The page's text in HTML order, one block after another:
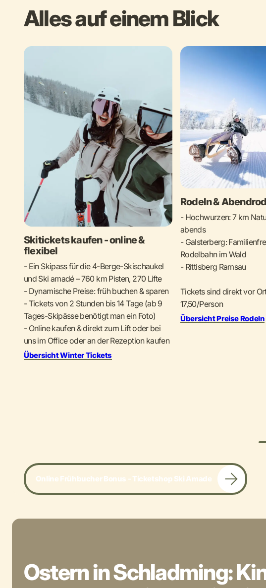
Alles auf einem Blick
Skitickets kaufen - online &
flexibel
- Ein Skipass für die 4-Berge-Skischaukel
und Ski amadé – 760 km Pisten, 270 Lifte
- Dynamische Preise: früh buchen & sparen
- Tickets von 2 Stunden bis 14 Tage (ab 9
Tages-Skipässe benötigt man ein Foto)
- Online kaufen & direkt zum Lift oder bei
uns im Office oder an der Rezeption kaufen
Übersicht Winter Tickets
Rodeln &
- Hochwurzen: 7 km
abends
- Galsterberg:
Rodelbahn im Wald
- Rittisberg Ramsau
Tickets sind direkt vor
17,50/Person
Übersicht Preise Rodeln
Online Frühbucher Bonus - Ticketshop Ski Amade
Ostern in Schladming: